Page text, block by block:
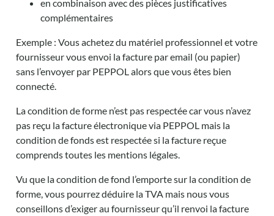
en combinaison avec des pièces justificatives
complémentaires
Exemple : Vous achetez du matériel professionnel et votre
fournisseur vous envoi la facture par email (ou papier)
sans l’envoyer par PEPPOL alors que vous êtes bien
connecté.
La condition de forme n’est pas respectée car vous n’avez
pas reçu la facture électronique via PEPPOL mais la
condition de fonds est respectée si la facture reçue
comprends toutes les mentions légales.
Vu que la condition de fond l’emporte sur la condition de
forme, vous pourrez déduire la TVA mais nous vous
conseillons d’exiger au fournisseur qu’il renvoi la facture